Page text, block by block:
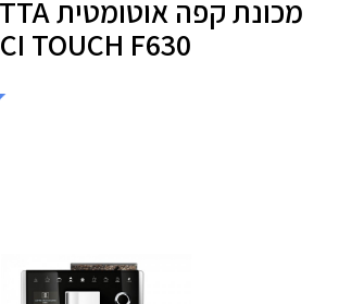
CI TOUCH F630